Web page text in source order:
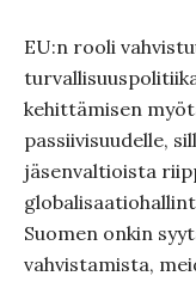
EU:n rooli
kehittämisen
passiivisuudelle,
jäsenvaltioista
Suomen onkin
vahvistamista,